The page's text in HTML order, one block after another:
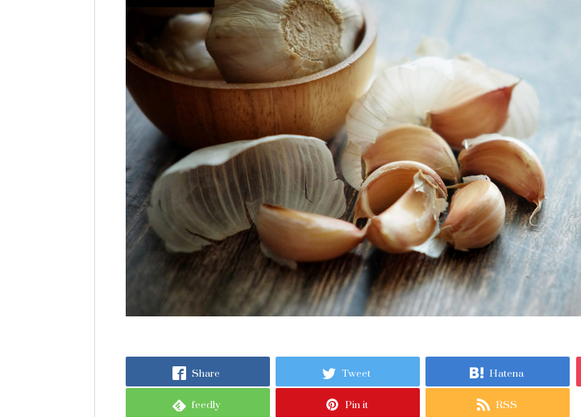
Share Tweet Hatena
feedly Pin it RSS